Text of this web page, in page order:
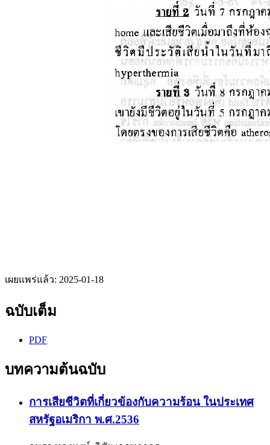
เผยแพร่แล้ว: 2025-01-18
ฉบับเต็ม
PDF
บทความต้นฉบับ
การเสียชีวิตที่เกี่ยวข้องกับความร้อน ในประเทศ
สหรัฐอเมริกา พ.ศ.2536